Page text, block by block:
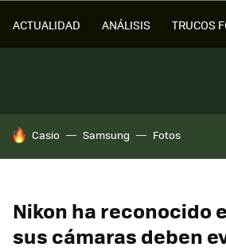
ACTUALIDAD ANÁLISIS TRUCOS
HOY SE HABLA DE
Casio Samsung Fotos
Nikon ha reconocido
sus cámaras deben